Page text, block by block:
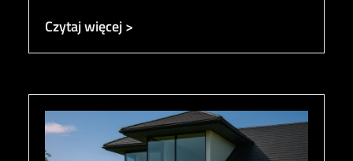
Czytaj więcej >